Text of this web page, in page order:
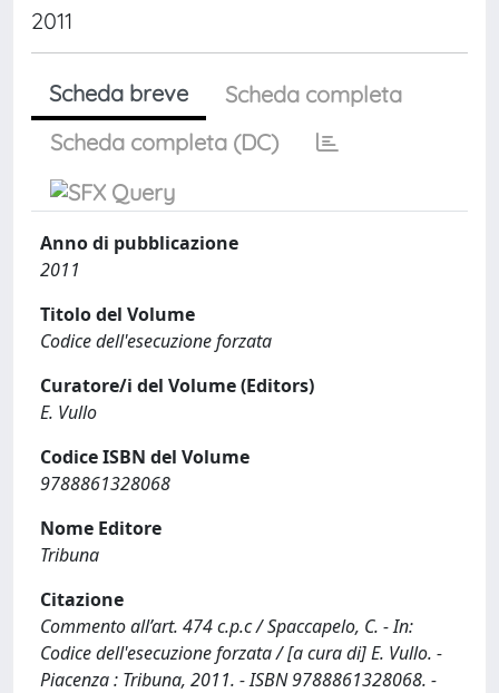
2011
Scheda breve
Scheda completa
Scheda completa (DC)
Anno di pubblicazione
2011
Titolo del Volume
Codice dell'esecuzione forzata
Curatore/i del Volume (Editors)
E. Vullo
Codice ISBN del Volume
9788861328068
Nome Editore
Tribuna
Citazione
Commento all’art. 474 c.p.c / Spaccapelo, C. - In:
Codice dell'esecuzione forzata / [a cura di] E. Vullo. -
Piacenza : Tribuna, 2011. - ISBN 9788861328068. -